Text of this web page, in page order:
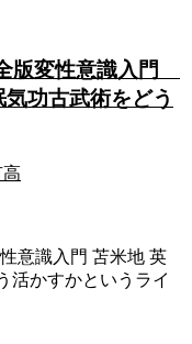
版変性意識入門
功古武術をどう
意識入門 苫米地 英
活かすかというライ